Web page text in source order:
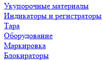
Укупорочные материалы
Индикаторы и регистраторы
Тара
Оборудование
Маркировка
Блокираторы